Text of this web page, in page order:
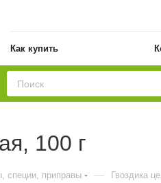
Как купить
100 г
специи, приправы — Гвоздика